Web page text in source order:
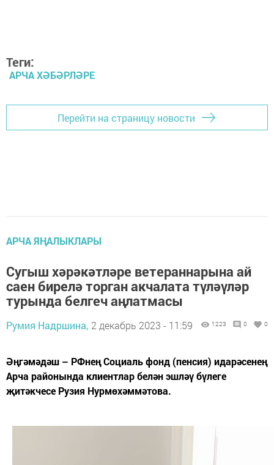
Теги:
АРЧА ХӘБӘРЛӘРЕ
Перейти на страницу новости
АРЧА ЯҢАЛЫКЛАРЫ
Сугыш хәрәкәтләре ветераннарына ай
саен бирелә торган акчалата түләүләр
турында белгеч аңлатмасы
Румия Надршина, 2 декабрь 2023 - 11:59 1223 0 0
Әңгәмәдәш – РФнең Социаль фонд (пенсия) идарәсенең
Арча районында клиентлар белән эшләү бүлеге
җитәкчесе Рузия Нурмөхәммәтова.